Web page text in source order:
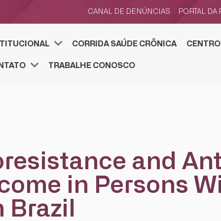
CANAL DE DENÚNCIAS PORTAL DA
CORRIDA SAÚDE CRÔNICA
TRABALHE CONOSCO
and
in Persons